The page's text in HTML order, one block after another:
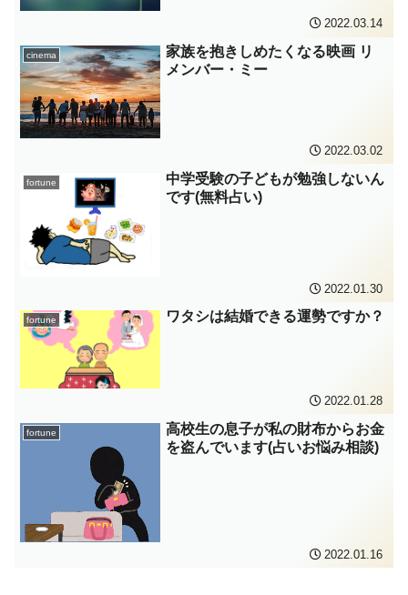
2022.03.14
cinema
家族を抱きしめたくなる映画 リ
メンバー・ミー
2022.03.02
fortune
中学受験の子どもが勉強しないん
です(無料占い)
2022.01.30
fortune ワタシは結婚できる運勢ですか？
2022.01.28
fortune
高校生の息子が私の財布からお金
を盗んでいます(占いお悩み相談)
2022.01.16